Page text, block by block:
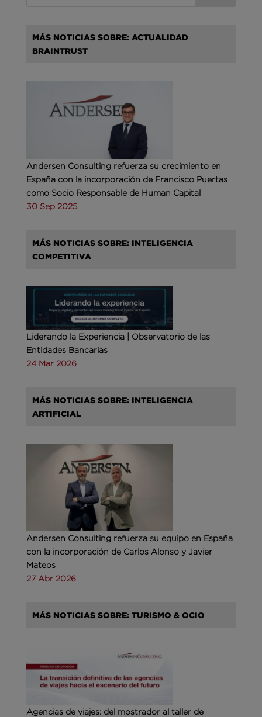
MÁS NOTICIAS SOBRE: ACTUALIDAD
BRAINTRUST
Andersen Consulting refuerza su crecimiento en
España con la incorporación de Francisco Puertas
como Socio Responsable de Human Capital
30 Sep 2025
MÁS NOTICIAS SOBRE: INTELIGENCIA
COMPETITIVA
Liderando la Experiencia | Observatorio de las
Entidades Bancarias
24 Mar 2026
MÁS NOTICIAS SOBRE: INTELIGENCIA
ARTIFICIAL
Andersen Consulting refuerza su equipo en España
con la incorporación de Carlos Alonso y Javier
Mateos
27 Abr 2026
MÁS NOTICIAS SOBRE: TURISMO & OCIO
Agencias de viajes: del mostrador al taller de